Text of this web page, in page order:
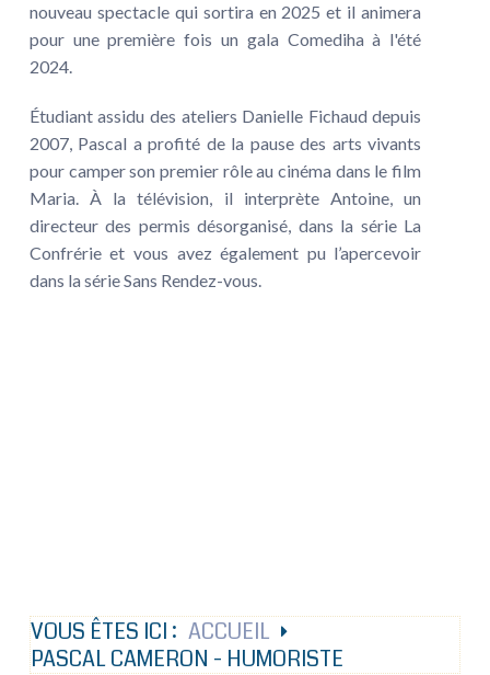
nouveau spectacle qui sortira en 2025 et il animera
pour une première fois un gala Comediha à l'été
2024.
Étudiant assidu des ateliers Danielle Fichaud depuis
2007, Pascal a profité de la pause des arts vivants
pour camper son premier rôle au cinéma dans le film
Maria. À la télévision, il interprète Antoine, un
directeur des permis désorganisé, dans la série La
Confrérie et vous avez également pu l’apercevoir
dans la série Sans Rendez-vous.
VOUS ÊTES ICI : ACCUEIL
PASCAL CAMERON - HUMORISTE